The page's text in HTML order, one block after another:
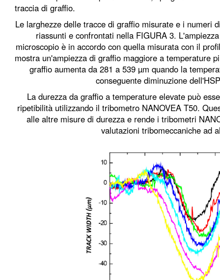
traccia di graffio.
Le larghezze delle tracce di graffio misurate e i numeri
riassunti e confrontati nella FIGURA 3.
microscopio è in accordo con quella misurata con il
mostra un'ampiezza di graffio maggiore a temperature
graffio aumenta da 281 a 539 µm quando la
conseguente diminuzione
La durezza da graffio a temperature elevate può
ripetibilità utilizzando il tribometro NANOVEA T50.
alle altre misure di durezza e rende i tribometri
valutazioni tribomeccaniche ad